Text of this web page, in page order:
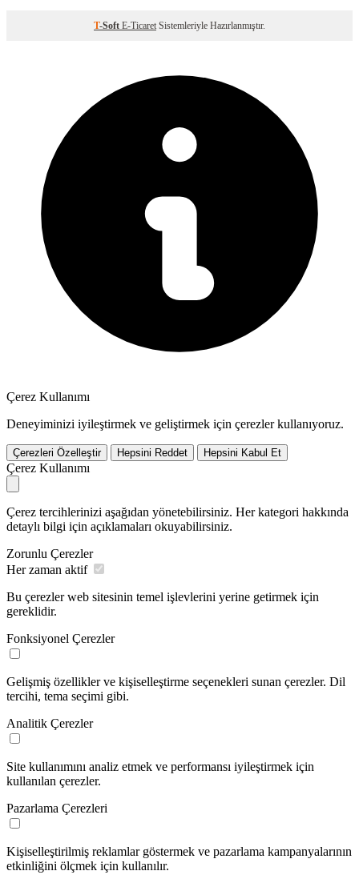
T-Soft E-Ticaret Sistemleriyle Hazırlanmıştır.
Çerez Kullanımı
Deneyiminizi iyileştirmek ve geliştirmek için çerezler kullanıyoruz.
Çerezleri Özelleştir Hepsini Reddet Hepsini Kabul Et
Çerez Kullanımı
Çerez tercihlerinizi aşağıdan yönetebilirsiniz. Her kategori hakkında
detaylı bilgi için açıklamaları okuyabilirsiniz.
Zorunlu Çerezler
Her zaman aktif
Bu çerezler web sitesinin temel işlevlerini yerine getirmek için
gereklidir.
Fonksiyonel Çerezler
Gelişmiş özellikler ve kişiselleştirme seçenekleri sunan çerezler. Dil
tercihi, tema seçimi gibi.
Analitik Çerezler
Site kullanımını analiz etmek ve performansı iyileştirmek için
kullanılan çerezler.
Pazarlama Çerezleri
Kişiselleştirilmiş reklamlar göstermek ve pazarlama kampanyalarının
etkinliğini ölçmek için kullanılır.